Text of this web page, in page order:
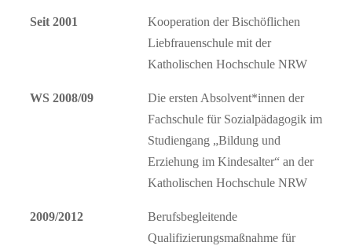
Seit 2001
Kooperation der Bischöflichen
Liebfrauenschule mit der
Katholischen Hochschule NRW
WS 2008/09
Die ersten Absolvent*innen der
Fachschule für Sozialpädagogik im
Studiengang „Bildung und
Erziehung im Kindesalter“ an der
Katholischen Hochschule NRW
2009/2012
Berufsbegleitende
Qualifizierungsmaßnahme für